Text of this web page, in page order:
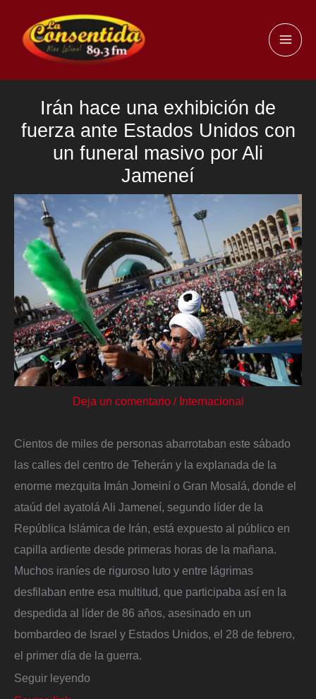
contenido
Irán hace una exhibición de
fuerza ante Estados Unidos con
un funeral masivo por Ali
Jameneí
Deja un comentario / Internacional
Cientos de miles de personas abarrotaban este sábado
las calles del centro de Teherán y la explanada de la
enorme mezquita Imán Jomeiní o Gran Mosalá, donde el
ataúd del ayatolá Ali Jameneí, segundo líder de la
República Islámica de Irán, está expuesto al público en
capilla ardiente desde primeras horas de la mañana.
Muchos iraníes de riguroso luto y entre lágrimas
desfilaban entre esa multitud, que participaba así en la
despedida al líder de 86 años, asesinado en un
bombardeo de Israel y Estados Unidos, el 28 de febrero,
el primer día de la guerra.
Seguir leyendo